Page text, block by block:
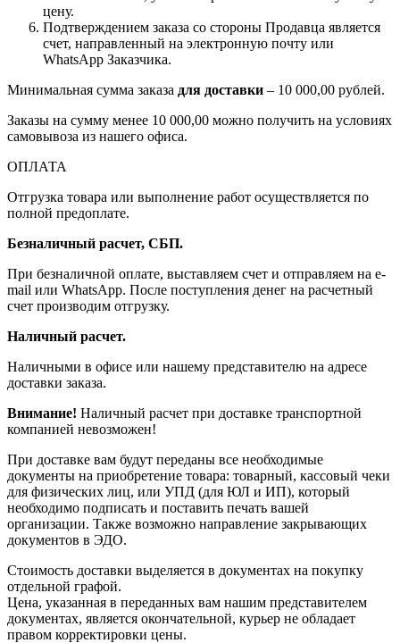
цену.
Подтверждением заказа со стороны Продавца является
счет, направленный на электронную почту или
WhatsApp Заказчика.
Минимальная сумма заказа для доставки – 10 000,00 рублей.
Заказы на сумму менее 10 000,00 можно получить на условиях
самовывоза из нашего офиса.
ОПЛАТА
Отгрузка товара или выполнение работ осуществляется по
полной предоплате.
Безналичный расчет, СБП.
При безналичной оплате, выставляем счет и отправляем на e-
mail или WhatsApp. После поступления денег на расчетный
счет производим отгрузку.
Наличный расчет.
Наличными в офисе или нашему представителю на адресе
доставки заказа.
Внимание! Наличный расчет при доставке транспортной
компанией невозможен!
При доставке вам будут переданы все необходимые
документы на приобретение товара: товарный, кассовый чеки
для физических лиц, или УПД (для ЮЛ и ИП), который
необходимо подписать и поставить печать вашей
организации. Также возможно направление закрывающих
документов в ЭДО.
Стоимость доставки выделяется в документах на покупку
отдельной графой.
Цена, указанная в переданных вам нашим представителем
документах, является окончательной, курьер не обладает
правом корректировки цены.